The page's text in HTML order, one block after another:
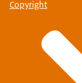
Copyright